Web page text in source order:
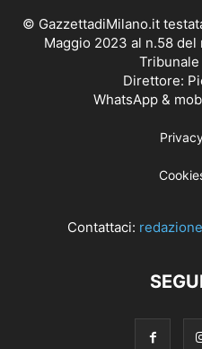
© GazzettadiMilano.it
Maggio 2023 al n.58
Direttore:
WhatsApp &
Contattaci: